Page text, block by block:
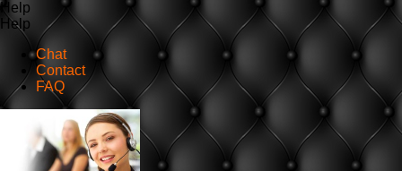
Help
Help
Chat
Contact
FAQ